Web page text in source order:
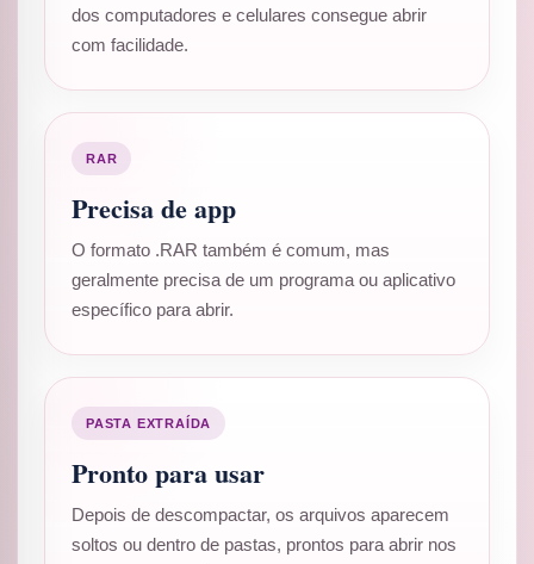
dos computadores e celulares consegue abrir
com facilidade.
RAR
Precisa de app
O formato .RAR também é comum, mas
geralmente precisa de um programa ou aplicativo
específico para abrir.
PASTA EXTRAÍDA
Pronto para usar
Depois de descompactar, os arquivos aparecem
soltos ou dentro de pastas, prontos para abrir nos